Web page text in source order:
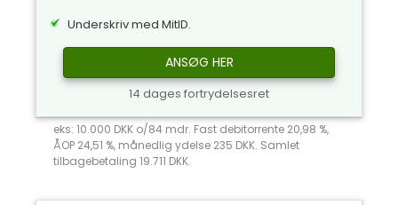
Underskriv med MitID.
ANSØG HER
14 dages fortrydelsesret
eks: 10.000 DKK o/84 mdr. Fast debitorrente 20,98 %,
ÅOP 24,51 %, månedlig ydelse 235 DKK. Samlet
tilbagebetaling 19.711 DKK.